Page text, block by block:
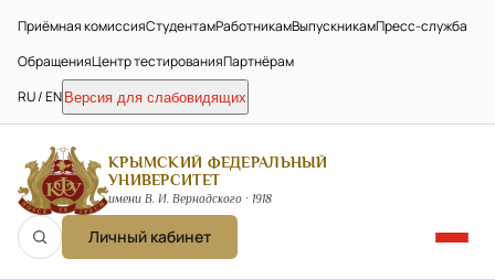
Приёмная комиссияСтудентамРаботникамВыпускникамПресс-служба
ОбращенияЦентр тестированияПартнёрам
RU / EN Версия для слабовидящих
КРЫМСКИЙ ФЕДЕРАЛЬНЫЙ
УНИВЕРСИТЕТ
имени В. И. Вернадского · 1918
Личный кабинет